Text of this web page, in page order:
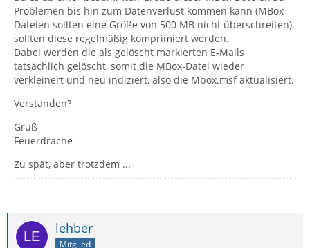
Problemen bis hin zum Datenverlust kommen kann (MBox-
Dateien sollten eine Größe von 500 MB nicht überschreiten),
sollten diese regelmäßig komprimiert werden.
Dabei werden die als gelöscht markierten E-Mails
tatsächlich gelöscht, somit die MBox-Datei wieder
verkleinert und neu indiziert, also die Mbox.msf aktualisiert.
Verstanden?
Gruß
Feuerdrache
Zu spät, aber trotzdem ...
lehber
Mitglied